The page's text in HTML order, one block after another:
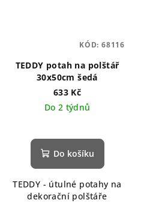
TEDDY potah na polštář
30x50cm šedá
633 Kč
Do 2 týdnů
Do košíku
TEDDY - útulné potahy na
dekorační polštáře
KÓD: 68116